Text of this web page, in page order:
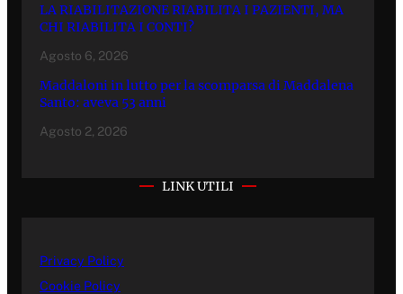
LA RIABILITAZIONE RIABILITA I PAZIENTI, MA
CHI RIABILITA I CONTI?
Agosto 6, 2026
Maddaloni in lutto per la scomparsa di Maddalena
Santo: aveva 53 anni
Agosto 2, 2026
LINK UTILI
Privacy Policy
Cookie Policy